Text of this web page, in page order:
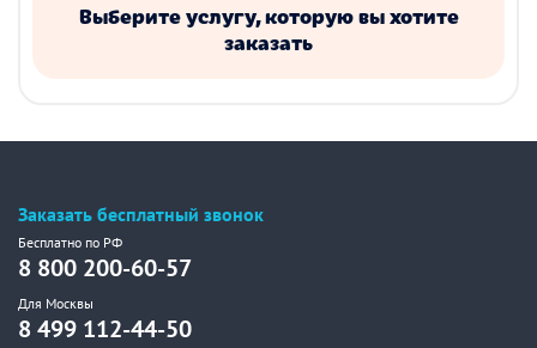
Выберите услугу, которую вы хотите
заказать
Заказать бесплатный звонок
Бесплатно по РФ
8 800 200-60-57
Для Москвы
8 499 112-44-50